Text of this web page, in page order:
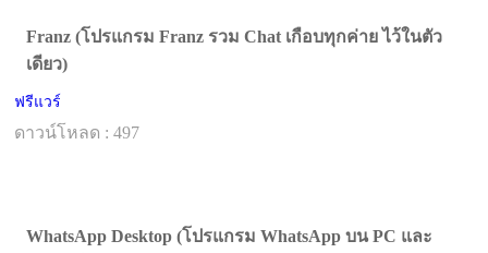
Franz (โปรแกรม Franz รวม Chat เกือบทุกค่าย ไว้ในตัว
เดียว)
ฟรีแวร์
ดาวน์โหลด : 497
WhatsApp Desktop (โปรแกรม WhatsApp บน PC และ